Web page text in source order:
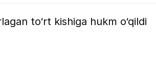
to‘rt kishiga hukm o‘qildi